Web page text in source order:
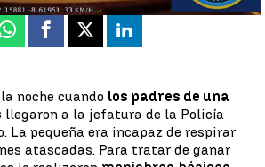
Whatsapp
Facebook
X Linkedin
noche cuando los padres de una
llegaron a la jefatura de la Policía
La pequeña era incapaz de respirar
atascadas. Para tratar de ganar